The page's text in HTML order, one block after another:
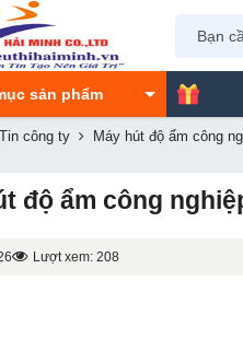
sản phẩm
Tin công ty Máy hút độ ẩm công
độ ẩm công
Lượt xem: 208